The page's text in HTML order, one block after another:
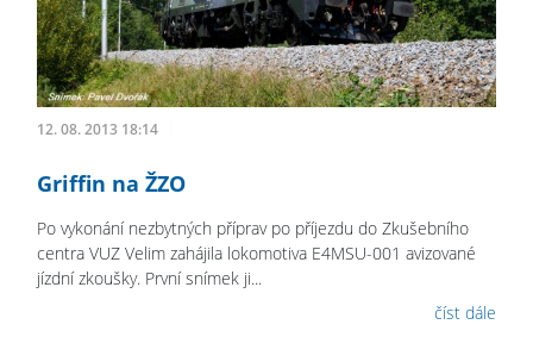
12. 08. 2013 18:14
Griffin na ŽZO
Po vykonání nezbytných příprav po příjezdu do Zkušebního
centra VUZ Velim zahájila lokomotiva E4MSU-001 avizované
jízdní zkoušky. První snímek ji...
číst dále